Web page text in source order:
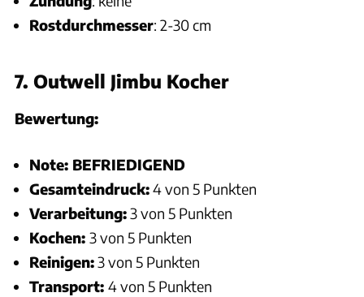
Rostdurchmesser: 2-30 cm
7. Outwell Jimbu Kocher
Bewertung:
Note: BEFRIEDIGEND
Gesamteindruck:4 von 5 Punkten
Verarbeitung:3 von 5 Punkten
Kochen: 3 von 5 Punkten
Reinigen:3 von 5 Punkten
Transport: 4 von 5 Punkten